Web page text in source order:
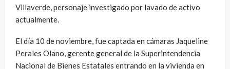
Villaverde, personaje investigado por lavado de activo
actualmente.
El día 10 de noviembre, fue captada en cámaras Jaqueline
Perales Olano, gerente general de la Superintendencia
Nacional de Bienes Estatales entrando en la vivienda en